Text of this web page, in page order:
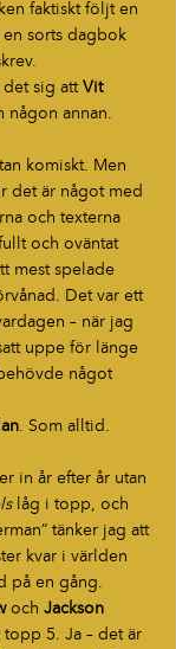
faktiskt följt en
sorts dagbok
sig att Vit
någon annan.
det är något med
och texterna
och oväntat
mest spelade
Det var ett
– när jag
uppe för länge
något
. Som alltid.
låg i topp, och
tänker jag att
kvar i världen
på en gång.
och Jackson
5. Ja – det är